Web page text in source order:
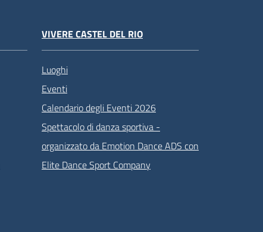
VIVERE CASTEL DEL RIO
Luoghi
Eventi
Calendario degli Eventi 2026
Spettacolo di danza sportiva -
organizzato da Emotion Dance ADS con
Elite Dance Sport Company